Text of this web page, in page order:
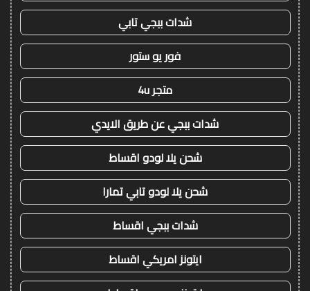
شدات ببجي تابي
فور يو ستور
متجر 4u
شدات ببجي عن طريق الايدي
شحن يلا لودو اقساط
شحن يلا لودو تابي تمارا
شدات ببجي اقساط
ايتونز امريكي اقساط